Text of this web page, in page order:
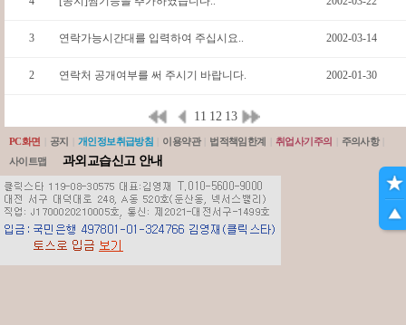
3 연락가능시간대를 입력하여 주십시요.. 2002-03-14
2 연락처 공개여부를 써 주시기 바랍니다. 2002-01-30
11 12 13
PC화면 공지 개인정보취급방침 이용약관 법적책임한계 취업사기주의 주의사항
사이트맵
과외교습신고 안내